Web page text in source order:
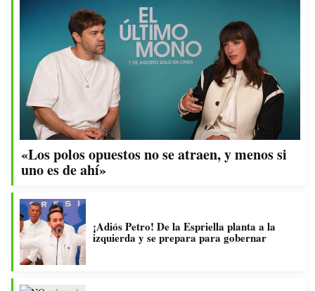
«Los polos opuestos no se atraen, y menos si
uno es de ahí»
¡Adiós Petro! De la Espriella planta a la
izquierda y se prepara para gobernar